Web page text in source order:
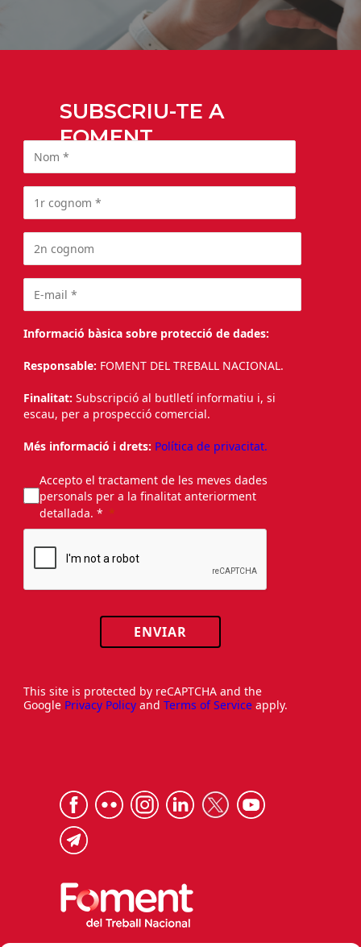
SUBSCRIU-TE A
FOMENT
Informació bàsica sobre protecció de dades:
Responsable: FOMENT DEL TREBALL NACIONAL.
Finalitat: Subscripció al butlletí informatiu i, si
escau, per a prospecció comercial.
Més informació i drets: Política de privacitat.
Accepto el tractament de les meves dades
personals per a la finalitat anteriorment
detallada. *
ENVIAR
This site is protected by reCAPTCHA and the
Google Privacy Policy and Terms of Service apply.